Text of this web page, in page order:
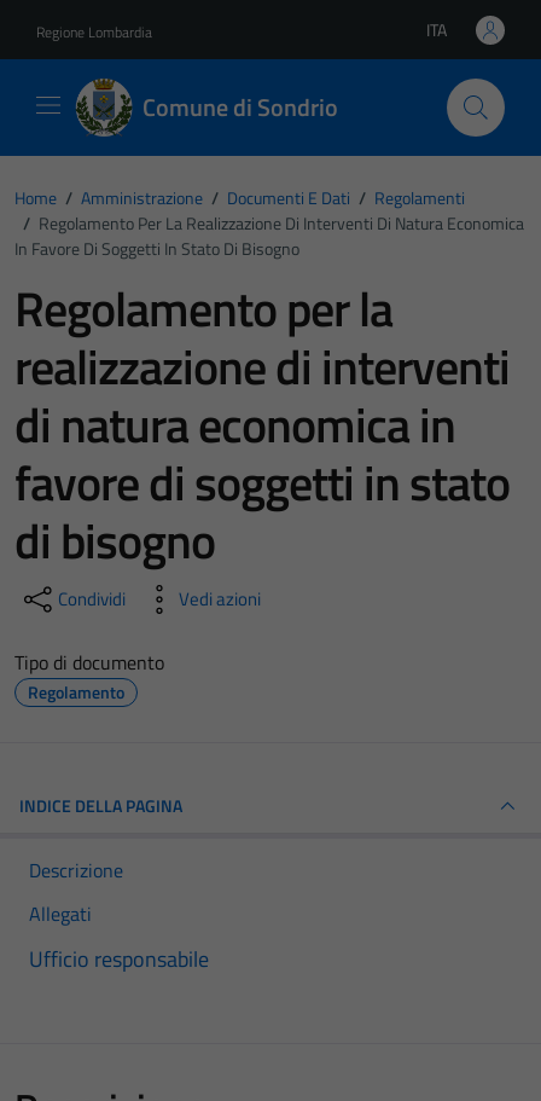
Regione Lombardia Lingua attiva:
ITA
Comune di Sondrio
Home / Amministrazione / Documenti E Dati / Regolamenti
/ Regolamento Per La Realizzazione Di Interventi Di Natura Economica
In Favore Di Soggetti In Stato Di Bisogno
Regolamento per la
realizzazione di interventi
di natura economica in
favore di soggetti in stato
di bisogno
Condividi Vedi azioni
Tipo di documento
Regolamento
INDICE DELLA PAGINA
Descrizione
Allegati
Ufficio responsabile